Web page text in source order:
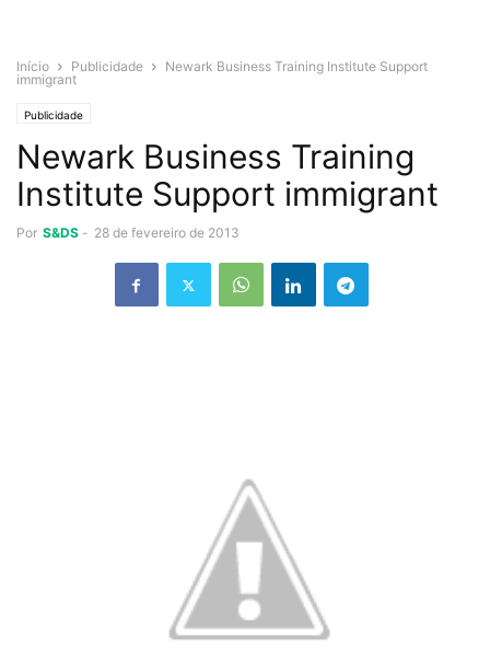
Início Publicidade
Newark Business Training Institute Support
immigrant
Publicidade
Newark Business Training
Institute Support immigrant
Por S&DS - 28 de fevereiro de 2013